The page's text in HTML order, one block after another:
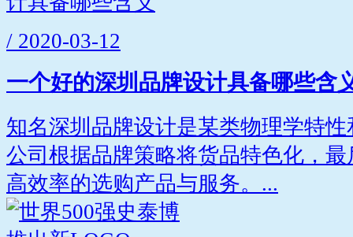
/ 2020-03-12
一个好的深圳品牌设计具备哪些含
知名深圳品牌设计是某类物理学特
公司根据品牌策略将货品特色化，
高效率的选购产品与服务。...